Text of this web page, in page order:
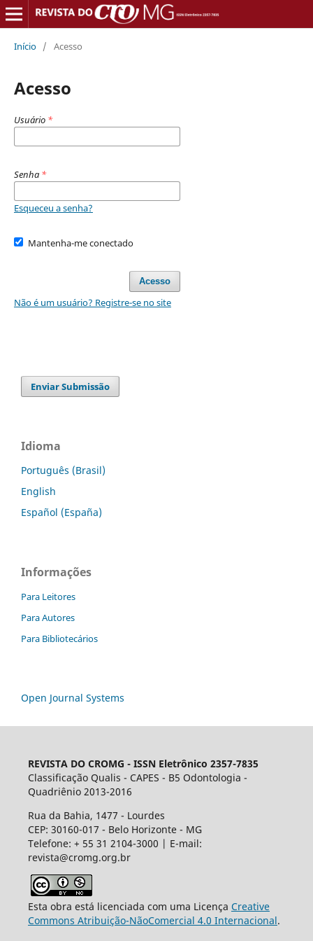
Início / Acesso
Acesso
Usuário *
Senha *
Esqueceu a senha?
Mantenha-me conectado
Acesso
Não é um usuário? Registre-se no site
Enviar Submissão
Idioma
Português (Brasil)
English
Español (España)
Informações
Para Leitores
Para Autores
Para Bibliotecários
Open Journal Systems
REVISTA DO CROMG - ISSN Eletrônico 2357-7835
Classificação Qualis - CAPES - B5 Odontologia -
Quadriênio 2013-2016
Rua da Bahia, 1477 - Lourdes
CEP: 30160-017 - Belo Horizonte - MG
Telefone: + 55 31 2104-3000 | E-mail:
revista@cromg.org.br
Esta obra está licenciada com uma Licença Creative
Commons Atribuição-NãoComercial 4.0 Internacional.